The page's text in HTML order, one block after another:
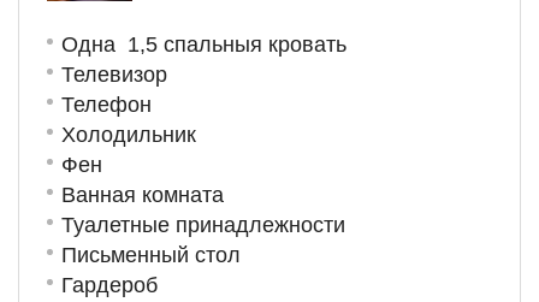
Одна 1,5 спальныя кровать
Телевизор
Телефон
Холодильник
Фен
Ванная комната
Туалетные принадлежности
Письменный стол
Гардероб